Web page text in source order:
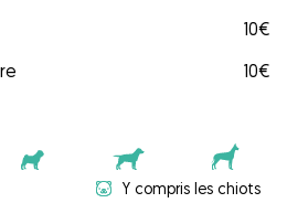
10€
10€
Y compris les chiots